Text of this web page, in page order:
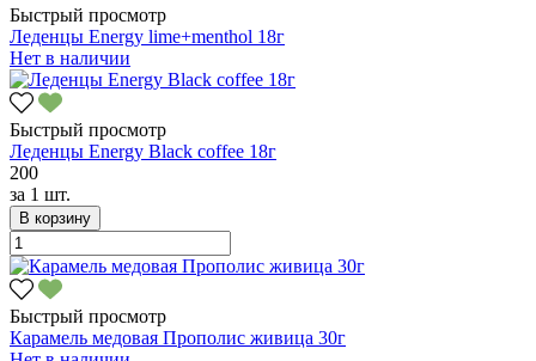
Быстрый просмотр
Леденцы Energy lime+menthol 18г
Нет в наличии
Быстрый просмотр
Леденцы Energy Black coffee 18г
200
за 1 шт.
В корзину
Быстрый просмотр
Карамель медовая Прополис живица 30г